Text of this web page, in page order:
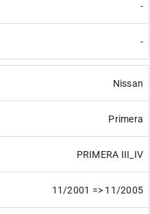
-
-
Nissan
Primera
PRIMERA III_IV
11/2001 => 11/2005